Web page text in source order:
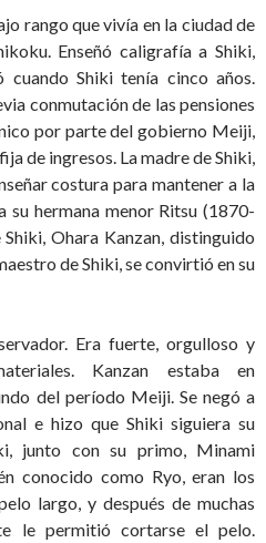
rango que vivía en la ciudad de
Enseñó caligrafía a Shiki,
Shiki tenía cinco años.
conmutación de las pensiones
por parte del gobierno Meiji,
de ingresos. La madre de Shiki,
costura para mantener a la
su hermana menor Ritsu (1870-
Ohara Kanzan, distinguido
de Shiki, se convirtió en su
Era fuerte, orgulloso y
Kanzan estaba en
del período Meiji. Se negó a
e hizo que Shiki siguiera su
junto con su primo, Minami
conocido como Ryo, eran los
largo, y después de muchas
le permitió cortarse el pelo.